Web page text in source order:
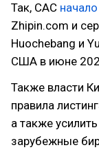
Так, CAC начало
Zhipin.com и
Huochebang и
США в июне
Также власти
правила
а также
зарубежные